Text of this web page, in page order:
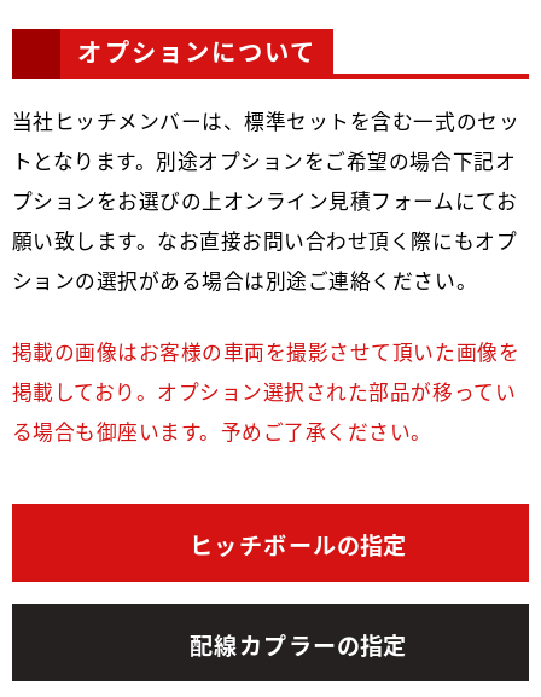
オプションについて
当社ヒッチメンバーは、標準セットを含む一式のセッ
トとなります。別途オプションをご希望の場合下記オ
プションをお選びの上オンライン見積フォームにてお
願い致します。なお直接お問い合わせ頂く際にもオプ
ションの選択がある場合は別途ご連絡ください。
掲載の画像はお客様の車両を撮影させて頂いた画像を
掲載しており。オプション選択された部品が移ってい
る場合も御座います。予めご了承ください。
ヒッチボールの指定
配線カプラーの指定